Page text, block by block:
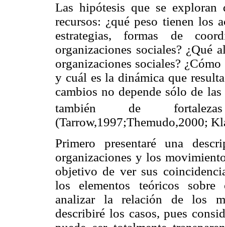
Las hipótesis que se
recursos: ¿qué peso tienen los
estrategias, formas de
organizaciones sociales? ¿Qué
organizaciones sociales?
y cuál es la dinámica que
cambios no depende sólo de
también de
(Tarrow,1997;Themudo,2000;
Primero presentaré una
organizaciones y los
objetivo de ver sus
los elementos teóricos sobre
analizar la relación de los
describiré los casos, pues